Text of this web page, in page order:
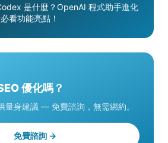
是什麼？OpenAI 程式助手進化
看功能亮點！
優化嗎？
量身建議 — 免費諮詢，無需綁約。
免費諮詢 →